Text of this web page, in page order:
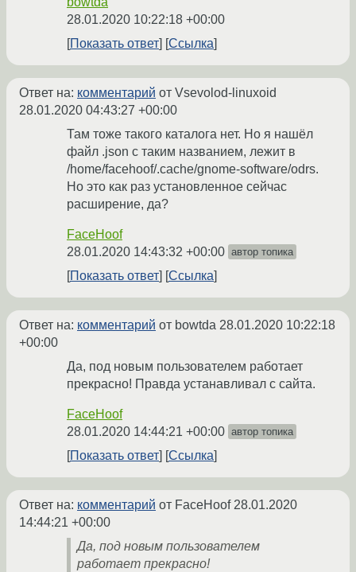
28.01.2020 10:22:18 +00:00
Показать ответ
Ссылка
Ответ на: комментарий от Vsevolod-linuxoid
28.01.2020 04:43:27 +00:00
Там тоже такого каталога нет. Но я нашёл
файл .json с таким названием, лежит в
/home/facehoof/.cache/gnome-software/odrs.
Но это как раз установленное сейчас
расширение, да?
FaceHoof
28.01.2020 14:43:32 +00:00 автор топика
Показать ответ Ссылка
Ответ на: комментарий от bowtda 28.01.2020 10:22:18
+00:00
Да, под новым пользователем работает
прекрасно! Правда устанавливал с сайта.
FaceHoof
28.01.2020 14:44:21 +00:00 автор топика
Показать ответ Ссылка
Ответ на: комментарий от FaceHoof28.01.2020
14:44:21 +00:00
Да, под новым пользователем
работает прекрасно!